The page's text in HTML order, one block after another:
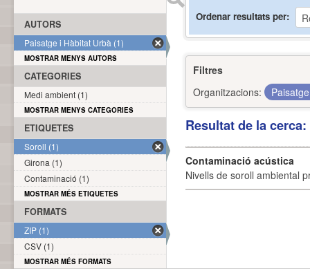
Ordenar resultats per
Filtres
Organitzacions:
Resultat de la
Contaminació acústica
Nivells de soroll ambiental
AUTORS
Paisatge i Hàbitat Urbà (1)
MOSTRAR MENYS AUTORS
CATEGORIES
Medi ambient (1)
MOSTRAR MENYS CATEGORIES
ETIQUETES
Soroll (1)
Girona (1)
Contaminació (1)
MOSTRAR MÉS ETIQUETES
FORMATS
ZIP (1)
CSV (1)
MOSTRAR MÉS FORMATS